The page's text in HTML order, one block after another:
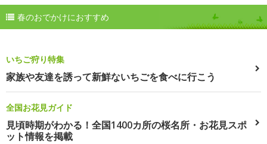
春のおでかけにおすすめ
いちご狩り特集
家族や友達を誘って新鮮ないちごを食べに行こう
全国お花見ガイド
見頃時期がわかる！全国1400カ所の桜名所・お花見スポ
ット情報を掲載